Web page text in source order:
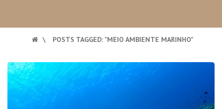
\ POSTS TAGGED: "MEIO AMBIENTE MARINHO"